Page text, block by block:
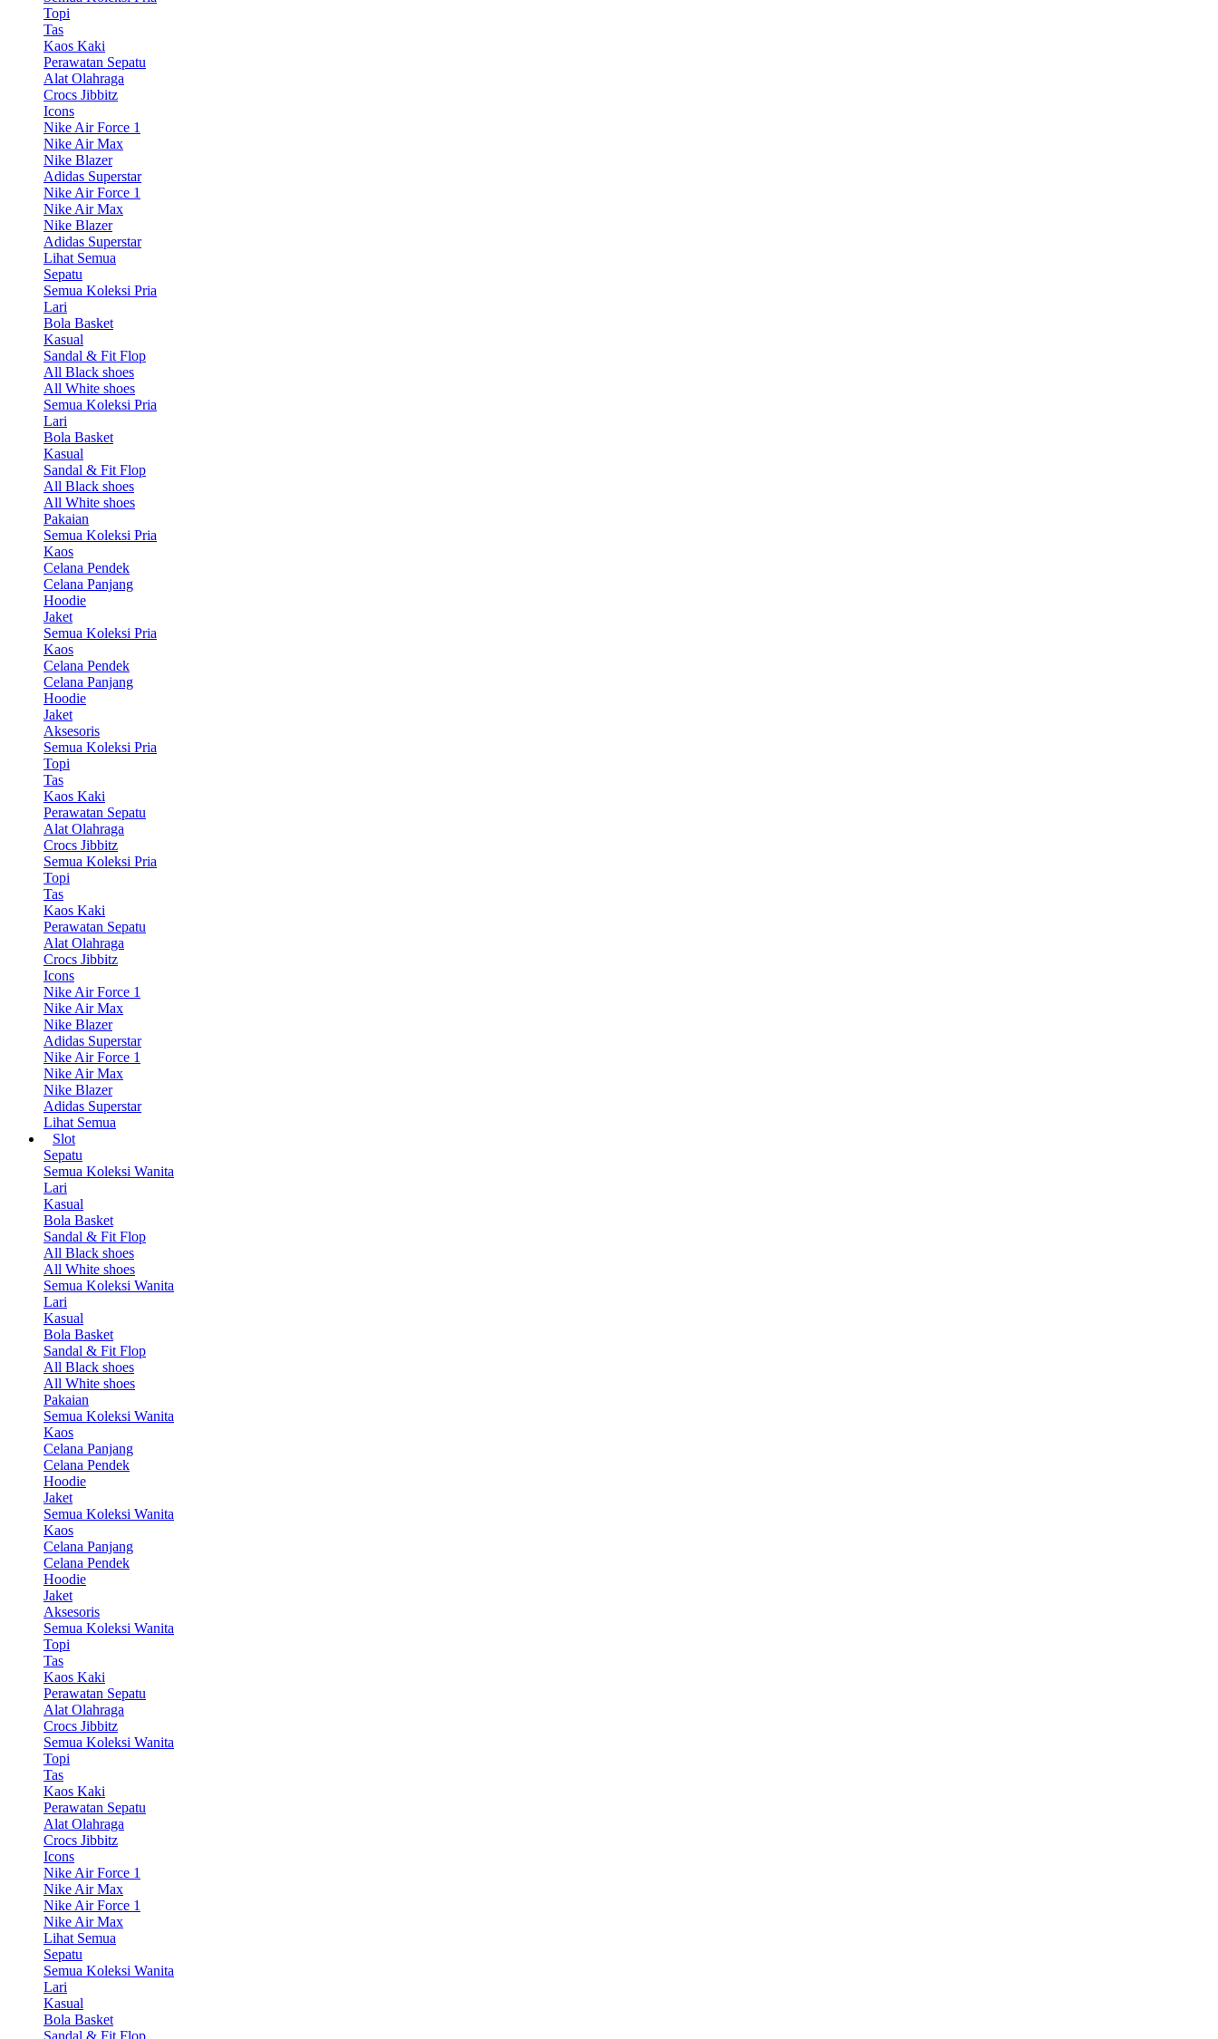
Topi
Tas
Kaos Kaki
Perawatan Sepatu
Alat Olahraga
Crocs Jibbitz
Icons
Nike Air Force 1
Nike Air Max
Nike Blazer
Adidas Superstar
Nike Air Force 1
Nike Air Max
Nike Blazer
Adidas Superstar
Lihat Semua
Sepatu
Semua Koleksi Pria
Lari
Bola Basket
Kasual
Sandal & Fit Flop
All Black shoes
All White shoes
Semua Koleksi Pria
Lari
Bola Basket
Kasual
Sandal & Fit Flop
All Black shoes
All White shoes
Pakaian
Semua Koleksi Pria
Kaos
Celana Pendek
Celana Panjang
Hoodie
Jaket
Semua Koleksi Pria
Kaos
Celana Pendek
Celana Panjang
Hoodie
Jaket
Aksesoris
Semua Koleksi Pria
Topi
Tas
Kaos Kaki
Perawatan Sepatu
Alat Olahraga
Crocs Jibbitz
Semua Koleksi Pria
Topi
Tas
Kaos Kaki
Perawatan Sepatu
Alat Olahraga
Crocs Jibbitz
Icons
Nike Air Force 1
Nike Air Max
Nike Blazer
Adidas Superstar
Nike Air Force 1
Nike Air Max
Nike Blazer
Adidas Superstar
Lihat Semua
Slot
Sepatu
Semua Koleksi Wanita
Lari
Kasual
Bola Basket
Sandal & Fit Flop
All Black shoes
All White shoes
Semua Koleksi Wanita
Lari
Kasual
Bola Basket
Sandal & Fit Flop
All Black shoes
All White shoes
Pakaian
Semua Koleksi Wanita
Kaos
Celana Panjang
Celana Pendek
Hoodie
Jaket
Semua Koleksi Wanita
Kaos
Celana Panjang
Celana Pendek
Hoodie
Jaket
Aksesoris
Semua Koleksi Wanita
Topi
Tas
Kaos Kaki
Perawatan Sepatu
Alat Olahraga
Crocs Jibbitz
Semua Koleksi Wanita
Topi
Tas
Kaos Kaki
Perawatan Sepatu
Alat Olahraga
Crocs Jibbitz
Icons
Nike Air Force 1
Nike Air Max
Nike Air Force 1
Nike Air Max
Lihat Semua
Sepatu
Semua Koleksi Wanita
Lari
Kasual
Bola Basket